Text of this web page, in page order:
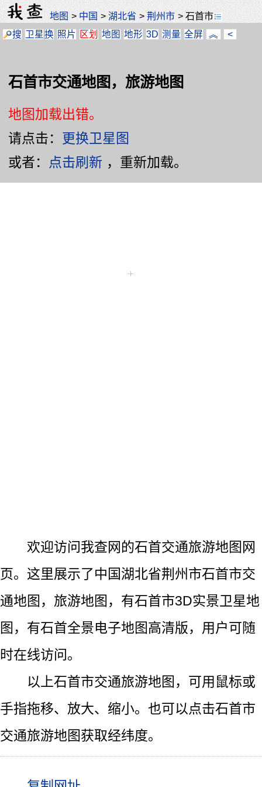
地图 > 中国 >湖北省 >荆州市 >石首市
搜 卫星换 照片 区划 地图 地形 3D 测量 全屏 ︽ <
石首市交通地图，旅游地图
地图加载出错。
请点击： 更换卫星图
或者： 点击刷新 ，重新加载。
欢迎访问我查网的石首交通旅游地图网
页。这里展示了中国湖北省荆州市石首市交
通地图，旅游地图，有石首市3D实景卫星地
图，有石首全景电子地图高清版，用户可随
时在线访问。
以上石首市交通旅游地图，可用鼠标或
手指拖移、放大、缩小。也可以点击石首市
交通旅游地图获取经纬度。